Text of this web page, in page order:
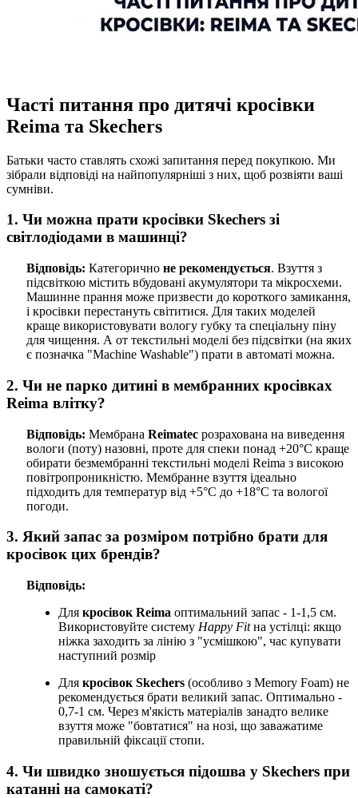
Часті питання про дитячі кросівки
Reima та Skechers
Батьки часто ставлять схожі запитання перед покупкою. Ми
зібрали відповіді на найпопулярніші з них, щоб розвіяти ваші
сумніви.
1. Чи можна прати кросівки Skechers зі
світлодіодами в машинці?
Відповідь: Категорично не рекомендується. Взуття з
підсвіткою містить вбудовані акумулятори та мікросхеми.
Машинне прання може призвести до короткого замикання,
і кросівки перестануть світитися. Для таких моделей
краще використовувати вологу губку та спеціальну піну
для чищення. А от текстильні моделі без підсвітки (на яких
є позначка "Machine Washable") прати в автоматі можна.
2. Чи не парко дитині в мембранних кросівках
Reima влітку?
Відповідь: Мембрана Reimatec розрахована на виведення
вологи (поту) назовні, проте для спеки понад +20°C краще
обирати безмембранні текстильні моделі Reima з високою
повітропроникністю. Мембранне взуття ідеально
підходить для температур від +5°C до +18°C та вологої
погоди.
3. Який запас за розміром потрібно брати для
кросівок цих брендів?
Відповідь:
Для кросівок Reima оптимальний запас - 1-1,5 см.
Використовуйте систему Happy Fitна устілці: якщо
ніжка заходить за лінію з "усмішкою", час купувати
наступний розмір
Для кросівок Skechers (особливо з Memory Foam) не
рекомендується брати великий запас. Оптимально -
0,7-1 см. Через м'якість матеріалів занадто велике
взуття може "бовтатися" на нозі, що заважатиме
правильній фіксації стопи.
4. Чи швидко зношується підошва у Skechers при
катанні на самокаті?